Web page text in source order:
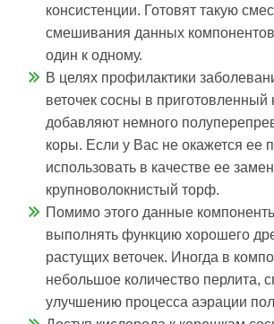
консистенции. Готовят такую
смешивания данных
один к одному.
В целях профилактики
веточек сосны в приготовленный
добавляют немного
коры. Если у Вас не окажется ее
использовать в качестве ее
крупноволокнистый торф.
Помимо этого данные
выполнять функцию хорошего
растущих веточек. Иногда в
небольшое количество перлита,
улучшению процесса аэрации